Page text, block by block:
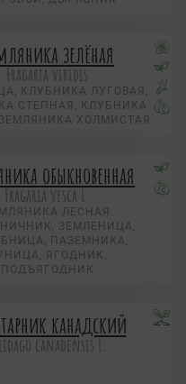
зелёная
Fragaria viridis
КЛУБНИКА ЛУГОВАЯ,
СТЕПНАЯ, КЛУБНИКА
ХОЛМИСТАЯ
обыкновенная
Fragaria vesca L.
ЛЕСНАЯ
ЗЕМЛЕНИЦА,
ПАЗЕМНИКА,
ЯГОДНИК,
ПОДЪЯГОДНИК
канадский
canadensis L.